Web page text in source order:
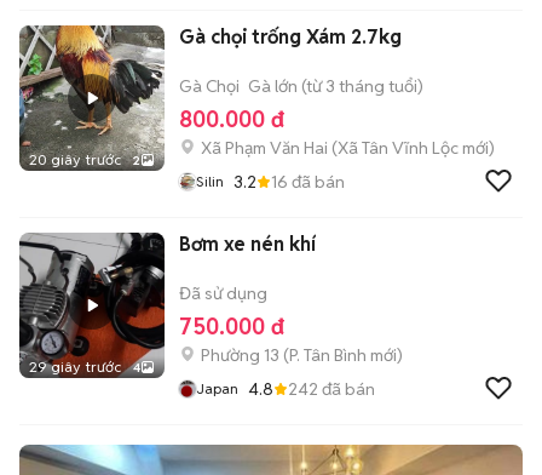
20 giây trước 2
Gà chọi trống Xám 2.7kg
Gà Chọi Gà lớn (từ 3 tháng tuổi)
800.000 đ
Xã Phạm Văn Hai (Xã Tân Vĩnh Lộc mới)
Silin 3.2 16 đã bán
29 giây trước 4
Bơm xe nén khí
Đã sử dụng
750.000 đ
Phường 13 (P. Tân Bình mới)
Japan 4.8 242 đã bán